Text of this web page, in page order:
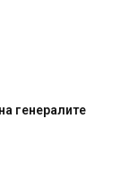
генералите